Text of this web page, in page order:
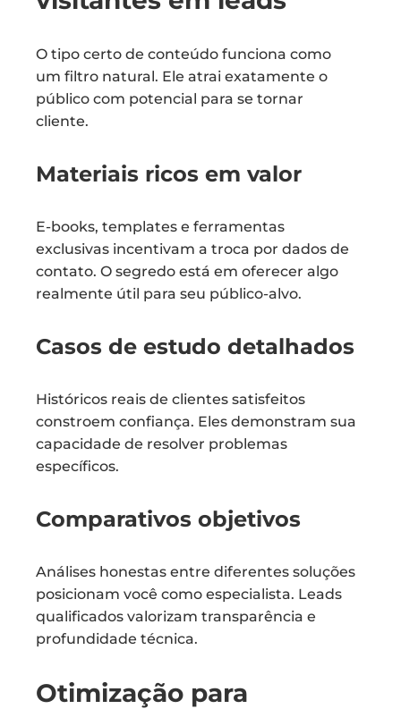
O tipo certo de conteúdo funciona como
um filtro natural. Ele atrai exatamente o
público com potencial para se tornar
cliente.
Materiais ricos em valor
E-books, templates e ferramentas
exclusivas incentivam a troca por dados de
contato. O segredo está em oferecer algo
realmente útil para seu público-alvo.
Casos de estudo detalhados
Históricos reais de clientes satisfeitos
constroem confiança. Eles demonstram sua
capacidade de resolver problemas
específicos.
Comparativos objetivos
Análises honestas entre diferentes soluções
posicionam você como especialista. Leads
qualificados valorizam transparência e
profundidade técnica.
Otimização para